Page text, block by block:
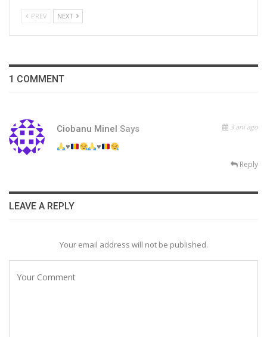
PREV NEXT
1 COMMENT
Ciobanu Minel Says 3 ani ago
♥️ ♥️
Reply
LEAVE A REPLY
Your email address will not be published.